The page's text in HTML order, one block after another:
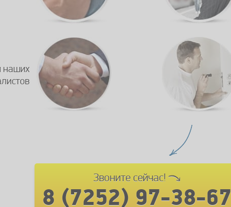
наших
Звоните сейчас!
8 (7252) 97-38-67